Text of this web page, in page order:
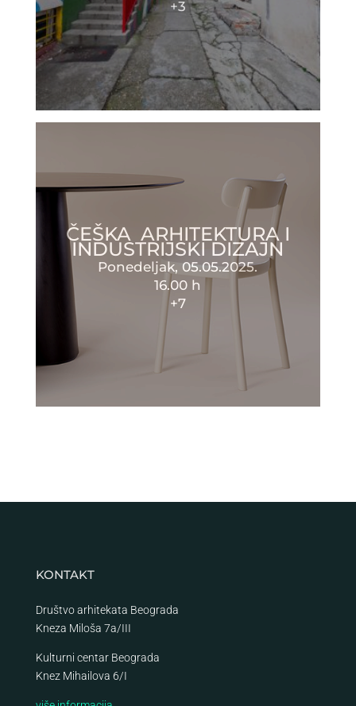
+3
ČEŠKA ARHITEKTURA I
INDUSTRIJSKI DIZAJN
Ponedeljak, 05.05.2025.
16.00 h
+7
KONTAKT
Društvo arhitekata Beograda
Kneza Miloša 7a/III
Kulturni centar Beograda
Knez Mihailova 6/I